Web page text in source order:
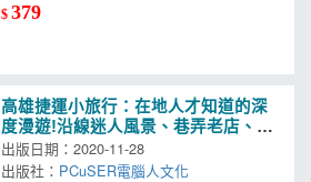
$379
高雄捷運小旅行：在地人才知道的深
度漫遊!沿線迷人風景、巷弄老店、藝
術文創、人氣美食，最有意思的散步
地圖全提案!
出版日期：2020-11-28
出版社： PCuSER電腦人文化